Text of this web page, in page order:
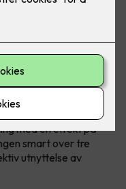
Charge Up -
med en effekt på
smart over tre
utnyttelse av